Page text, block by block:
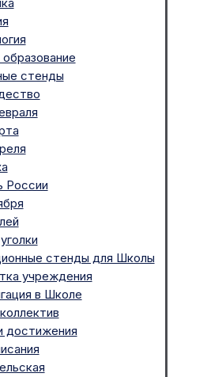
стенды
России
стенды для Школы
учреждения
в Школе
достижения